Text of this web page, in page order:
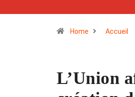
Home Accueil
L’Union